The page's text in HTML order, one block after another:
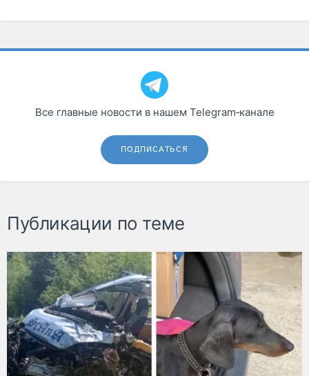
Все главные новости в нашем Telegram‑канале
ПОДПИСАТЬСЯ
Публикации по теме